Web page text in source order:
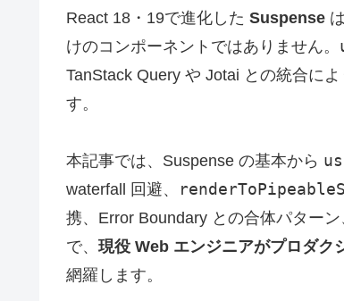
React 18・19で進化した Suspense
けのコンポーネントではありません。
TanStack Query や Jotai との統合によ
す。
本記事では、Suspense の基本から
waterfall 回避、
携、Error Boundary との合体パター
で、 現役 Web エンジニアがプロダク
網羅します。